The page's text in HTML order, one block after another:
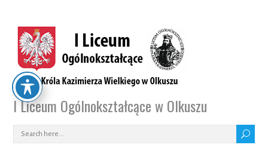
I Liceum Ogólnokształcące w Olkuszu